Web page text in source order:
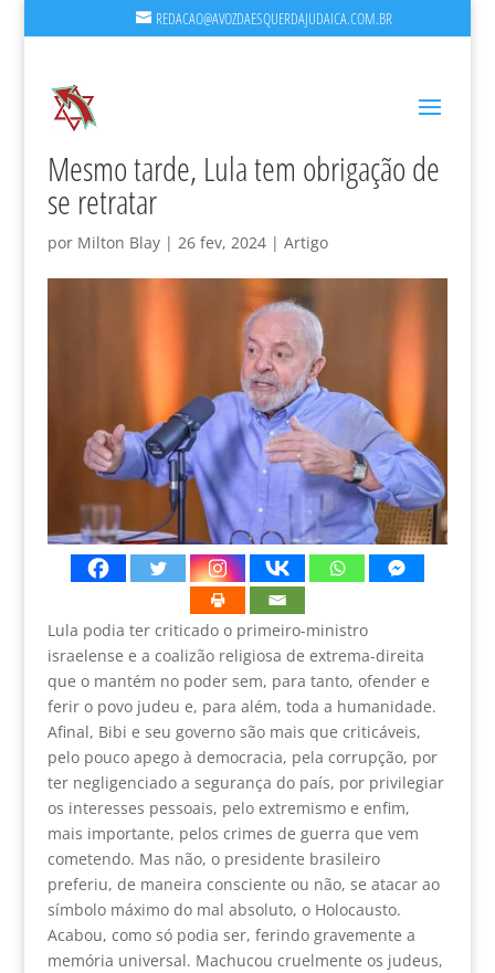
REDACAO@AVOZDAESQUERDAJUDAICA.COM.BR
Mesmo tarde, Lula tem obrigação de
se retratar
por Milton Blay| 26 fev, 2024| Artigo
Lula podia ter criticado o primeiro-ministro
israelense e a coalizão religiosa de extrema-direita
que o mantém no poder sem, para tanto, ofender e
ferir o povo judeu e, para além, toda a humanidade.
Afinal, Bibi e seu governo são mais que criticáveis,
pelo pouco apego à democracia, pela corrupção, por
ter negligenciado a segurança do país, por privilegiar
os interesses pessoais, pelo extremismo e enfim,
mais importante, pelos crimes de guerra que vem
cometendo. Mas não, o presidente brasileiro
preferiu, de maneira consciente ou não, se atacar ao
símbolo máximo do mal absoluto, o Holocausto.
Acabou, como só podia ser, ferindo gravemente a
memória universal. Machucou cruelmente os judeus,